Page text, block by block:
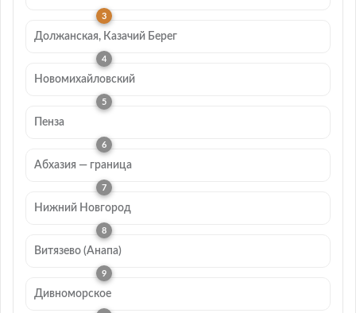
Должанская, Казачий Берег
Новомихайловский
Пенза
Абхазия — граница
Нижний Новгород
Витязево (Анапа)
Дивноморское